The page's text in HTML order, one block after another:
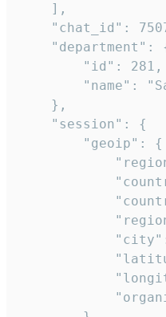
    ],
"chat_id":
"department":
        "id": 281,
"name":
    },
    "session": {
        "geoip": {